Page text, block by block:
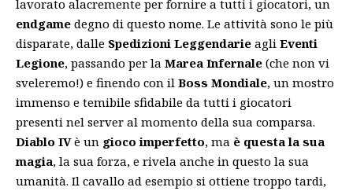
lavorato alacremente per fornire a tutti i giocatori, un
endgame degno di questo nome. Le attività sono le più
disparate, dalle Spedizioni Leggendarie agli Eventi
Legione, passando per la Marea Infernale (che non vi
sveleremo!) e finendo con il Boss Mondiale, un mostro
immenso e temibile sfidabile da tutti i giocatori
presenti nel server al momento della sua comparsa.
Diablo IVè un gioco imperfetto, ma è questa la sua
magia, la sua forza, e rivela anche in questo la sua
umanità. Il cavallo ad esempio si ottiene troppo tardi,